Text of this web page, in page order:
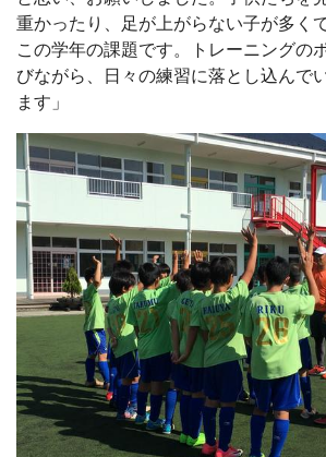
重かったり、足が上がらない子が多く
この学年の課題です。トレーニングの
びながら、日々の練習に落とし込んで
ます」